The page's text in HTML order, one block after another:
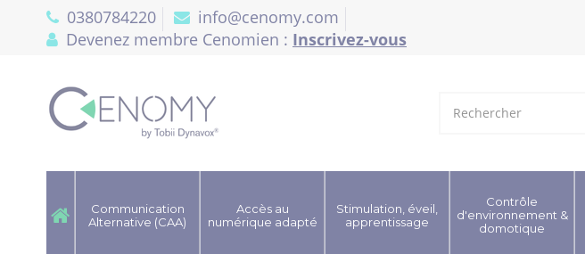
0380784220
info@cenomy.com
Devenez membre Cenomien : Inscrivez-vous
Communication
Alternative (CAA)
Accès au
numérique adapté
Stimulation, éveil,
apprentissage
Contrôle
d'environnement &
domotique
Panneau de gestion des cookies